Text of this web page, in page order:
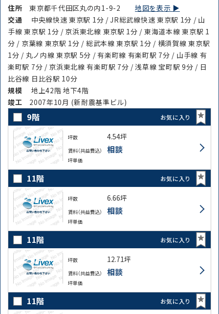
住所東京都千代田区丸の内1-9-2地図を表示 ▶︎
交通
中央線快速 東京駅 1分 / JR総武線快速 東京駅 1分 / 山
手線 東京駅 1分 / 京浜東北線 東京駅 1分 / 東海道本線 東京駅 1
分 / 京葉線 東京駅 1分 / 総武本線 東京駅 1分 / 横須賀線 東京駅
1分 / 丸ノ内線 東京駅 5分 / 有楽町線 有楽町駅 7分 / 山手線 有
楽町駅 7分 / 京浜東北線 有楽町駅 7分 / 浅草線 宝町駅 9分 / 日
比谷線 日比谷駅 10分
規模
地上42階 地下4階
竣⼯ 2007年10月 (新耐震基準ビル)
9階 お気に入り
坪数 4.54坪
賃料（共益費込） 相談
坪単価
11階 お気に入り
坪数 6.66坪
賃料（共益費込） 相談
坪単価
11階 お気に入り
坪数 12.71坪
賃料（共益費込） 相談
坪単価
11階 お気に入り